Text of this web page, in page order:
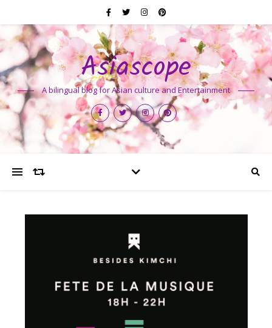
Asiascope
A bilingual blog for Asian culture and Entertainment